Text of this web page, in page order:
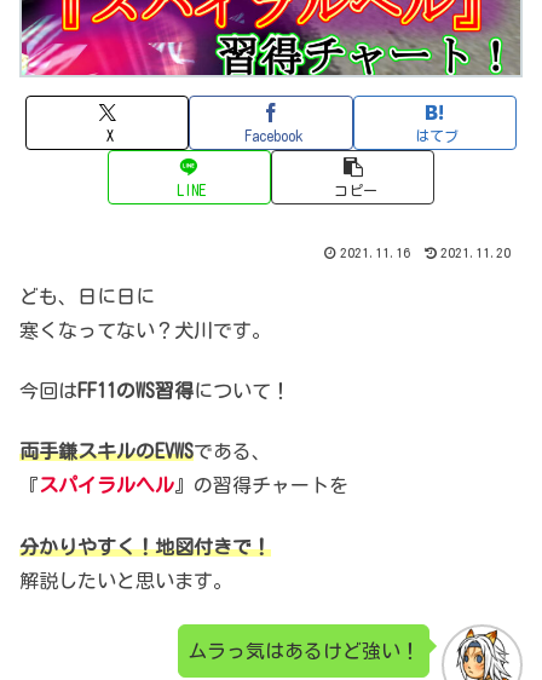
X Facebook はてブ
LINE コピー
2021.11.16 2021.11.20
ども、日に日に
寒くなってない？犬川です。
今回はFF11のWS習得について！
両手鎌スキルのEVWSである、
『スパイラルヘル』の習得チャートを
分かりやすく！地図付きで！
解説したいと思います。
ムラっ気はあるけど強い！